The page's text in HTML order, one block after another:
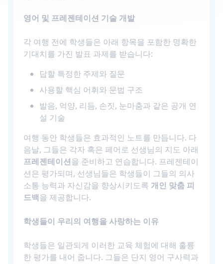
영어 및 프레젠테이션 기술 개발
각 여행 전에 학생들은 아래 항목을 포함한 명확한
기대치를 가진 발표 과제를 받습니다:
답할 특정한 주제와 질문
사용할 핵심 어휘와 문법 구조
발음, 억양, 리듬, 손짓, 눈마춤과 같은 공개 연
설 기술
여행 동안 학생들은 효과적인 노트를 만듭니다. 다
음날, 그들은 각자 혹은 페어로 선생님의 지도 아래
프레젠테이션을 준비하고 연습합니다. 프레젠테이
션은 평가되며, 선생님들은 학생들이 그들의 의사
소통 능력과 자신감을 향상시키도록 개인 맞춤 피
드백을 제공합니다.
학생들이 우리의 여행을 사랑하는 이유
학생들은 일관되게 이러한 교육 체험에 대해 훌륭
한 평가를 내어 줍니다. 그들은 단지 영어 구사력과